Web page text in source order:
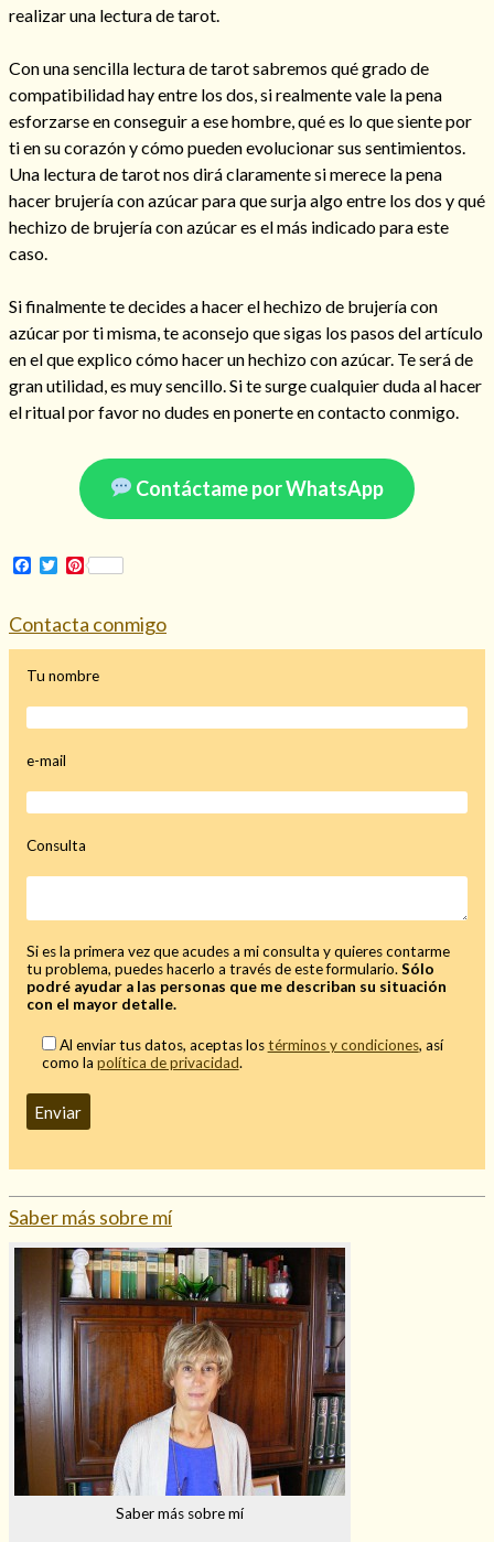
Hechizo de alejamiento
Tu consulta al tarot
Amarres(145)
Cartomancia(117)
Cómo recuperar a mi ex(190)
Endulzamiento(112)
Hechizo de amor(593)
Oraciones(3)
(72)
Tarot online(372)
Mi rincón
Mis libros favoritos
¿Qué es el tarot?
realizar una lectura de tarot.
Con una sencilla lectura de tarot sabremos qué grado de
compatibilidad hay entre los dos, si realmente vale la pena
esforzarse en conseguir a ese hombre, qué es lo que siente por
ti en su corazón y cómo pueden evolucionar sus sentimientos.
Una lectura de tarot nos dirá claramente si merece la pena
hacer brujería con azúcar para que surja algo entre los dos y qué
hechizo de brujería con azúcar es el más indicado para este
caso.
Si finalmente te decides a hacer el hechizo de brujería con
azúcar por ti misma, te aconsejo que sigas los pasos del artículo
en el que explico cómo hacer un hechizo con azúcar. Te será de
gran utilidad, es muy sencillo. Si te surge cualquier duda al hacer
el ritual por favor no dudes en ponerte en contacto conmigo.
Contáctame por WhatsApp
Facebook
TwitterPinterest
Contacta conmigo
Tu nombre
e-mail
Consulta
Si es la primera vez que acudes a mi consulta y quieres contarme
tu problema, puedes hacerlo a través de este formulario.Sólo
podré ayudar a las personas que me describan su situación
con el mayor detalle.
Al enviar tus datos, aceptas lostérminos y condiciones, así
como la política de privacidad.
Saber más sobre mí
Saber más sobre mí